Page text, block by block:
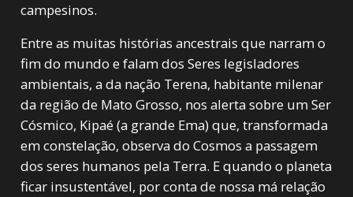
campesinos.
Entre as muitas histórias ancestrais que narram o
fim do mundo e falam dos Seres legisladores
ambientais, a da nação Terena, habitante milenar
da região de Mato Grosso, nos alerta sobre um Ser
Cósmico, Kipaé (a grande Ema) que, transformada
em constelação, observa do Cosmos a passagem
dos seres humanos pela Terra. E quando o planeta
ficar insustentável, por conta de nossa má relação